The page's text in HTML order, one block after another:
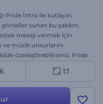
Pride İntro ile kutlayın.
sunan bu şablon,
mesajı vermek için
müzik unsurlarını
özelleştirebilirsiniz. Pride
sevgi ve eşitlik mesajını
mükemmel bir seçenek.
1:1